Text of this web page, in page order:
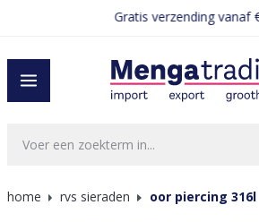
Gratis verzending vanaf
home rvs sieraden oor piercing 316l